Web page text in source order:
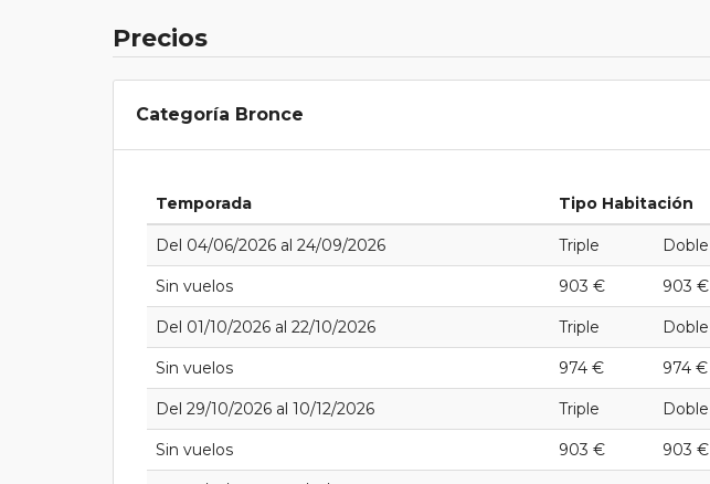
Precios
Categoría Bronce
Temporada Tipo Habitación
Del 04/06/2026 al 24/09/2026 Triple Doble
Sin vuelos 903 € 903 €
Del 01/10/2026 al 22/10/2026 Triple Doble
Sin vuelos 974 € 974 €
Del 29/10/2026 al 10/12/2026 Triple Doble
Sin vuelos 903 € 903 €